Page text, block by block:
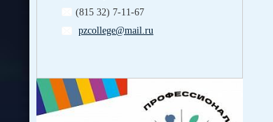
(815 32) 7-11-67
pzcollege@mail.ru